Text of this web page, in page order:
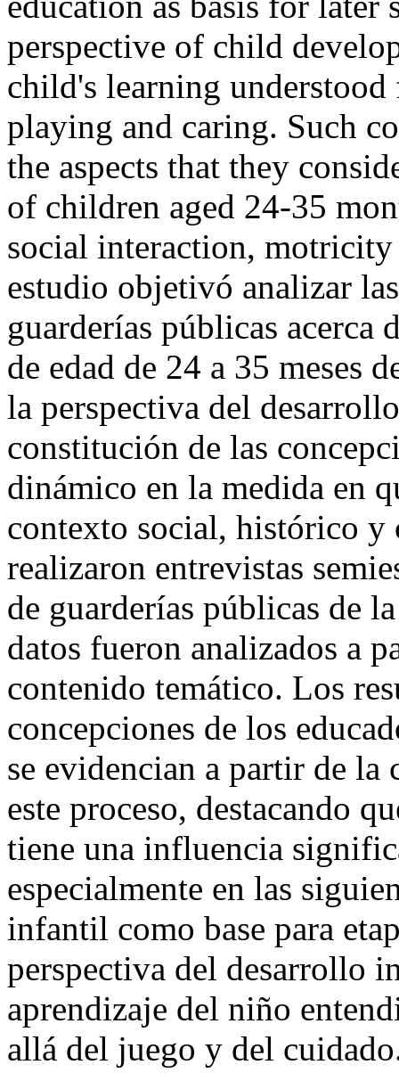
perspective of child
child's learning
playing and caring. Such
the aspects that they
of children aged 24-35
social interaction,
estudio objetivó analizar
guarderías públicas
de edad de 24 a 35 meses
la perspectiva del
constitución de las
dinámico en la medida en
contexto social, histórico
realizaron entrevistas
de guarderías públicas de
datos fueron analizados a
contenido temático. Los
concepciones de los
se evidencian a partir de la
este proceso, destacando
tiene una influencia
especialmente en las
infantil como base para
perspectiva del desarrollo
aprendizaje del niño
allá del juego y del